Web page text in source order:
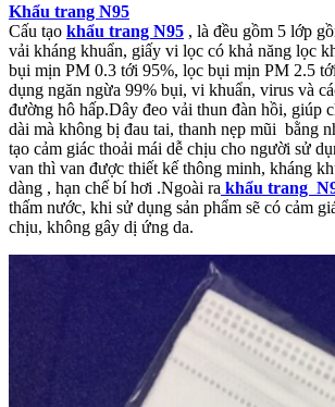
Khẩu trang N95
Cấu tạo khẩu trang N95 , là đều gồm 5 lớp
vải kháng khuẩn, giấy vi lọc có khả năng lọc
bụi mịn PM 0.3 tới 95%, lọc bụi mịn PM 2.5
dụng ngăn ngừa 99% bụi, vi khuẩn, virus và
đường hô hấp.Dây đeo vải thun đàn hồi, giúp
dài mà không bị đau tai, thanh nẹp mũi bằng
tạo cảm giác thoải mái dễ chịu cho người sử
van thì van được thiết kế thông minh, kháng
dàng , hạn chế bí hơi .Ngoài ra khẩu trang
thấm nước, khi sử dụng sản phẩm sẽ có cảm
chịu, không gây dị ứng da.